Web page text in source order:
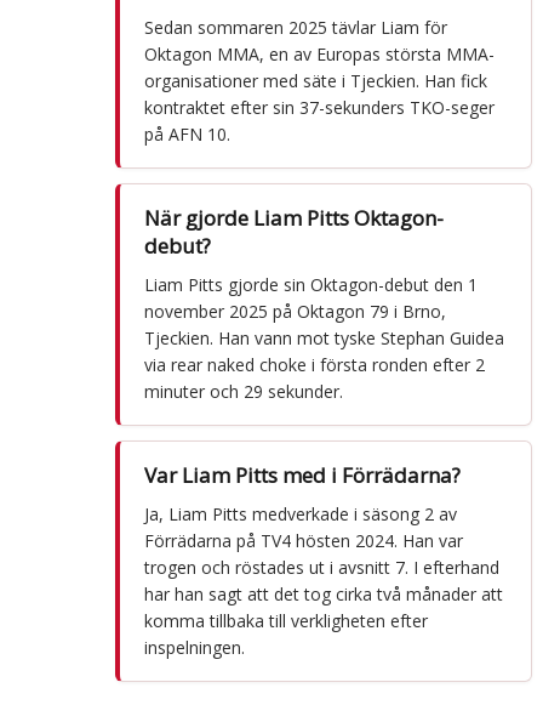
Sedan sommaren 2025 tävlar Liam för
Oktagon MMA, en av Europas största MMA-
organisationer med säte i Tjeckien. Han fick
kontraktet efter sin 37-sekunders TKO-seger
på AFN 10.
När gjorde Liam Pitts Oktagon-
debut?
Liam Pitts gjorde sin Oktagon-debut den 1
november 2025 på Oktagon 79 i Brno,
Tjeckien. Han vann mot tyske Stephan Guidea
via rear naked choke i första ronden efter 2
minuter och 29 sekunder.
Var Liam Pitts med i Förrädarna?
Ja, Liam Pitts medverkade i säsong 2 av
Förrädarna på TV4 hösten 2024. Han var
trogen och röstades ut i avsnitt 7. I efterhand
har han sagt att det tog cirka två månader att
komma tillbaka till verkligheten efter
inspelningen.